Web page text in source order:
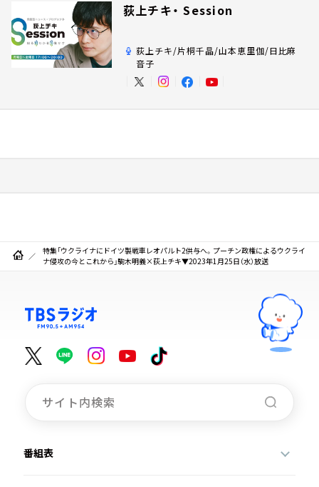
荻上チキ・ Session
荻上チキ/片桐千晶/山本恵里伽/日比麻
音子
特集「ウクライナにドイツ製戦車レオパルト2供与へ。プーチン政権によるウクライ
ナ侵攻の今とこれから」駒木明義×荻上チキ▼2023年1月25日（水）放送
番組表